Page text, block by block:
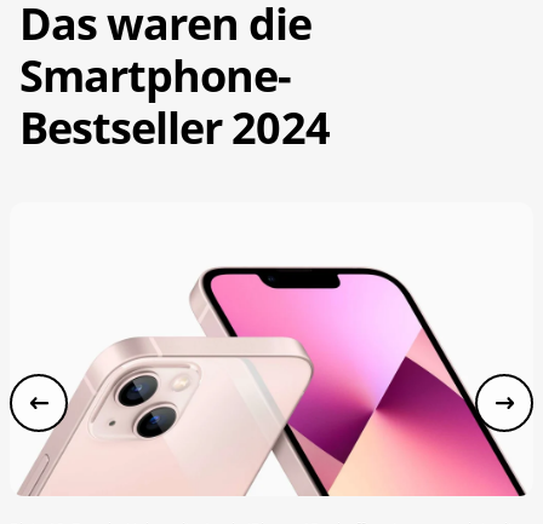
Das waren die
Smartphone-
Bestseller 2024